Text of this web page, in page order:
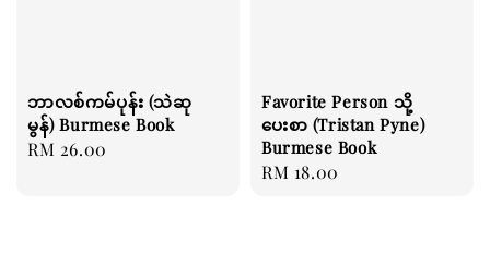
ဘာလစ်ကမ်ပုန်း (သဲဆု
မွန်) Burmese Book
Regular
RM 26.00
Favorite Person သို့
ပေးစာ (Tristan Pyne)
Burmese Book
Regular
RM 18.00